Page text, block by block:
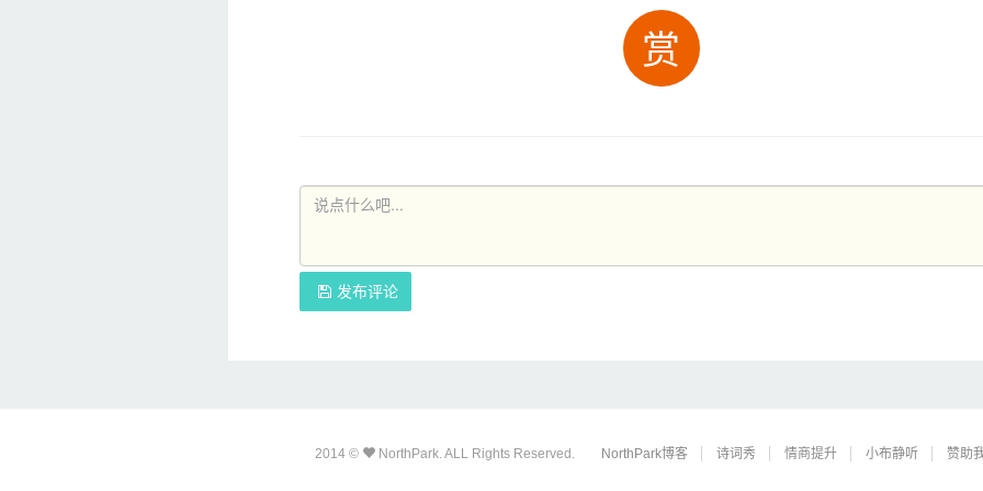
赏
发布评论
2014 © NorthPark. ALL Rights Reserved. NorthPark博客 诗词秀 情商提升 小布静听 赞助